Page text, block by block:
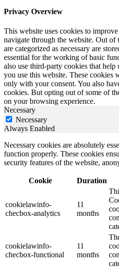
Privacy Overview
This website uses cookies to
navigate through the website. Out of
are categorized as necessary are
essential for the working of basic
also use third-party cookies that help
you use this website. These cookies
only with your consent. You also
cookies. But opting out of some of
on your browsing experience.
Necessary
Necessary
Always Enabled
Necessary cookies are absolutely
function properly. These cookies
security features of the website,
Cookie Duration
cookielawinfo-
checbox-analytics
11
months
cookielawinfo-
checbox-functional
11
months